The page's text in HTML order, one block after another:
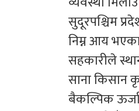
सुदूरपश्चिम
निम्न आय
सहकारीले
साना किसान
बैकल्पिक